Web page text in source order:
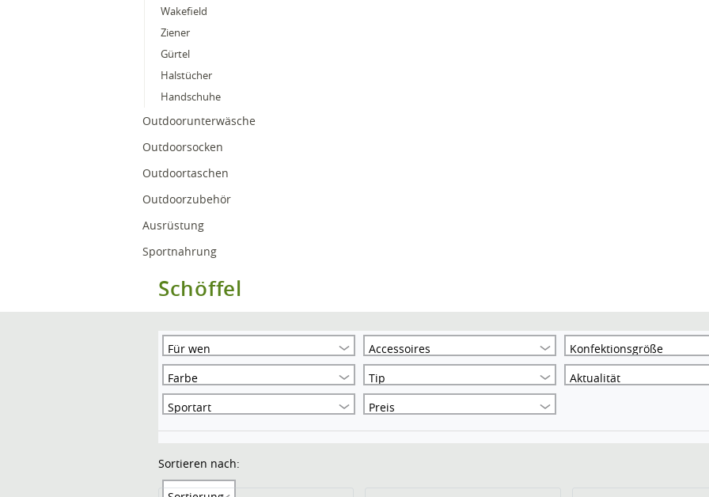
Wakefield
Ziener
Gürtel
Halstücher
Handschuhe
Outdoorunterwäsche
Outdoorsocken
Outdoortaschen
Outdoorzubehör
Ausrüstung
Sportnahrung
Schöffel
Für wen Accessoires
Konfektionsgröße
Farbe
Tip
Aktualität
Sportart
Preis
Sortieren nach: